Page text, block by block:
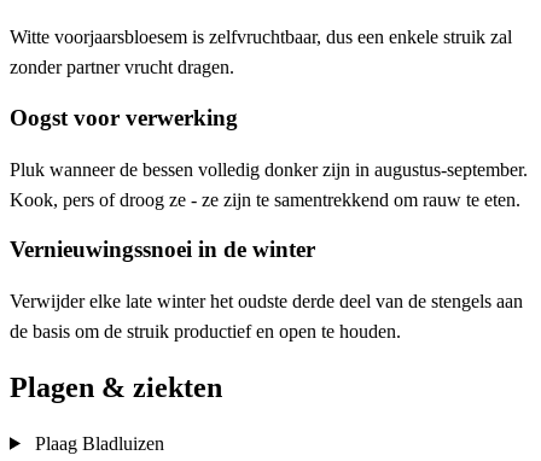
Witte voorjaarsbloesem is zelfvruchtbaar, dus een enkele struik zal
zonder partner vrucht dragen.
Oogst voor verwerking
Pluk wanneer de bessen volledig donker zijn in augustus-september.
Kook, pers of droog ze - ze zijn te samentrekkend om rauw te eten.
Vernieuwingssnoei in de winter
Verwijder elke late winter het oudste derde deel van de stengels aan
de basis om de struik productief en open te houden.
Plagen & ziekten
Plaag Bladluizen